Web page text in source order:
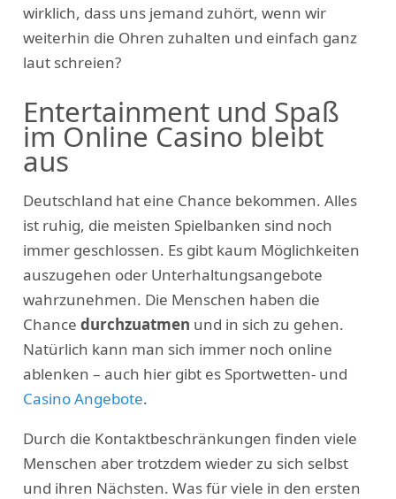
wirklich, dass uns jemand zuhört, wenn wir
weiterhin die Ohren zuhalten und einfach ganz
laut schreien?
Entertainment und Spaß
im Online Casino bleibt
aus
Deutschland hat eine Chance bekommen. Alles
ist ruhig, die meisten Spielbanken sind noch
immer geschlossen. Es gibt kaum Möglichkeiten
auszugehen oder Unterhaltungsangebote
wahrzunehmen. Die Menschen haben die
Chance durchzuatmen und in sich zu gehen.
Natürlich kann man sich immer noch online
ablenken – auch hier gibt es Sportwetten- und
Casino Angebote.
Durch die Kontaktbeschränkungen finden viele
Menschen aber trotzdem wieder zu sich selbst
und ihren Nächsten. Was für viele in den ersten